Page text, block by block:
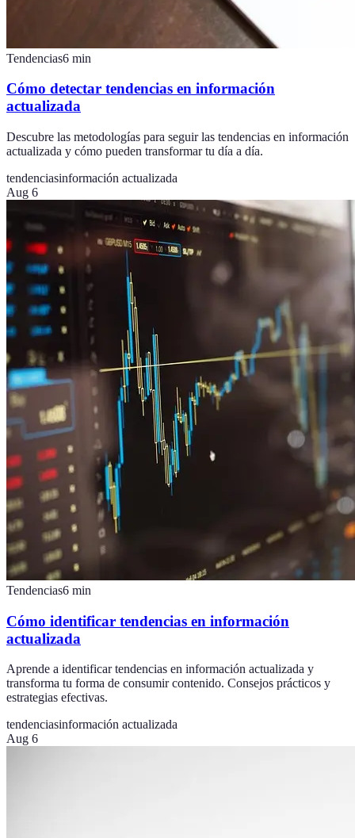
Tendencias6 min
Cómo detectar tendencias en información
actualizada
Descubre las metodologías para seguir las tendencias en información
actualizada y cómo pueden transformar tu día a día.
tendenciasinformación actualizada
Aug 6
Tendencias6 min
Cómo identificar tendencias en información
actualizada
Aprende a identificar tendencias en información actualizada y
transforma tu forma de consumir contenido. Consejos prácticos y
estrategias efectivas.
tendenciasinformación actualizada
Aug 6